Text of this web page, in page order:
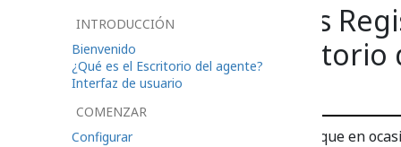
Cómo Enviar los
Aplicación Escritorio
administrador
Durante su trabajo, es posible que en
INTRODUCCIÓN
Bienvenido
¿Qué es el Escritorio del agente?
Interfaz de usuario
COMENZAR
Configurar